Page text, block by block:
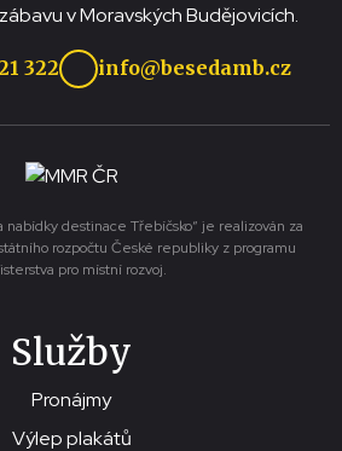
v Moravských Budějovicích.
322 info@besedamb.cz
nabídky destinace Třebíčsko“ je realizován za
rozpočtu České republiky z programu
pro místní rozvoj.
Služby
Pronájmy
Výlep plakátů